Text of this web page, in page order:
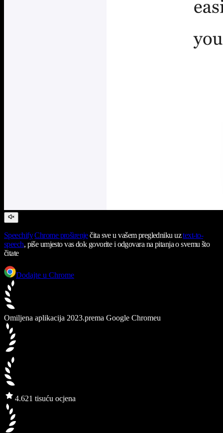
Speechify Chrome proširenječita sve u vašem pregledniku uztext-to-
speech, piše umjesto vas dok govorite i odgovara na pitanja o svemu što
čitate
Dodajte u Chrome
Omiljena aplikacija 2023.prema Google Chromeu
4.621 tisuću ocjena